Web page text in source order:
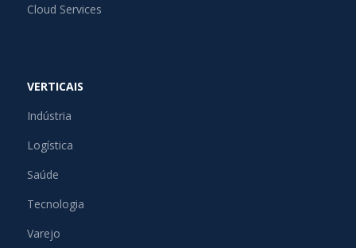
Cloud Services
VERTICAIS
Indústria
Logística
Saúde
Tecnologia
Varejo